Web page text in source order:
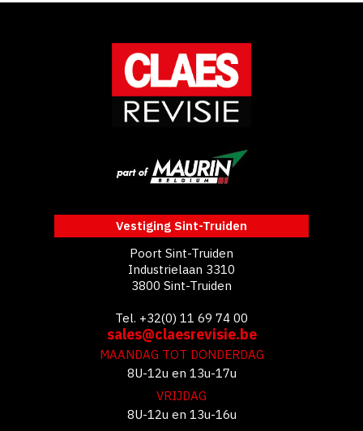
Vestiging Sint-Truiden
Poort Sint-Truiden
Industrielaan 3310
3800 Sint-Truiden
Tel. +32(0) 11 69 74 00
sales@claesrevisie.be
MAANDAG TOT DONDERDAG
8U-12u en 13u-17u
VRIJDAG
8U-12u en 13u-16u